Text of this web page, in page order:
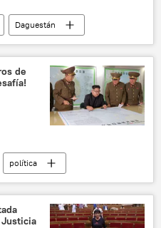
Daguestán
de
política
noticias